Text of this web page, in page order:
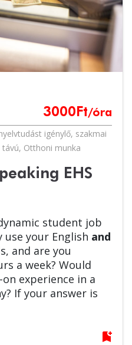
3000 Ft/óra
igénylő, szakmai
távú, Otthoni munka
EHS
student job
use your English and
and are you
a week? Would
experience in a
If your answer is
bookmark_add